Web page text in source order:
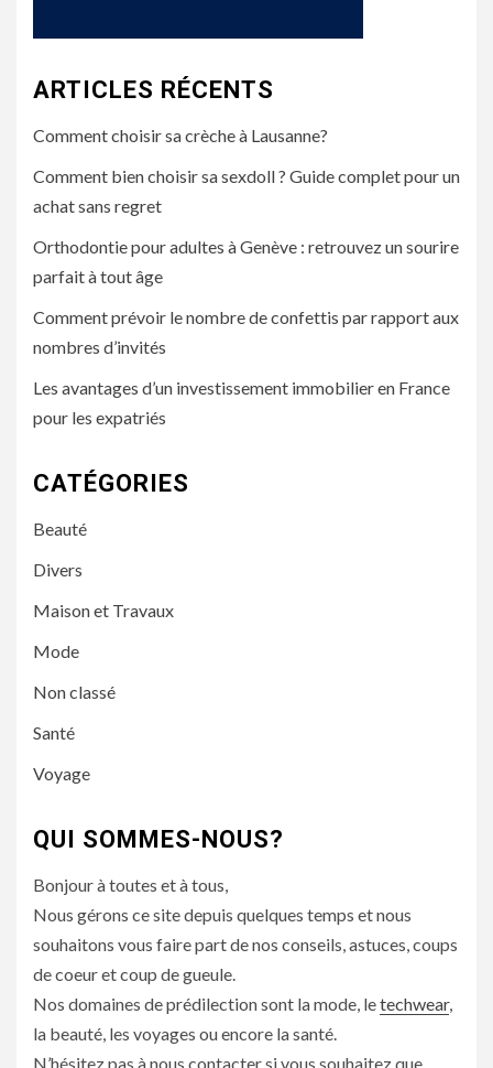
ARTICLES RÉCENTS
Comment choisir sa crèche à Lausanne?
Comment bien choisir sa sexdoll ? Guide complet pour un
achat sans regret
Orthodontie pour adultes à Genève : retrouvez un sourire
parfait à tout âge
Comment prévoir le nombre de confettis par rapport aux
nombres d’invités
Les avantages d’un investissement immobilier en France
pour les expatriés
CATÉGORIES
Beauté
Divers
Maison et Travaux
Mode
Non classé
Santé
Voyage
QUI SOMMES-NOUS?
Bonjour à toutes et à tous,
Nous gérons ce site depuis quelques temps et nous
souhaitons vous faire part de nos conseils, astuces, coups
de coeur et coup de gueule.
Nos domaines de prédilection sont la mode, letechwear,
la beauté, les voyages ou encore la santé.
N’hésitez pas à nous contacter si vous souhaitez que